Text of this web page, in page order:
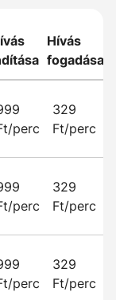
Hívás
fogadása
perc
329
Ft/perc
perc
329
Ft/perc
perc
329
Ft/perc